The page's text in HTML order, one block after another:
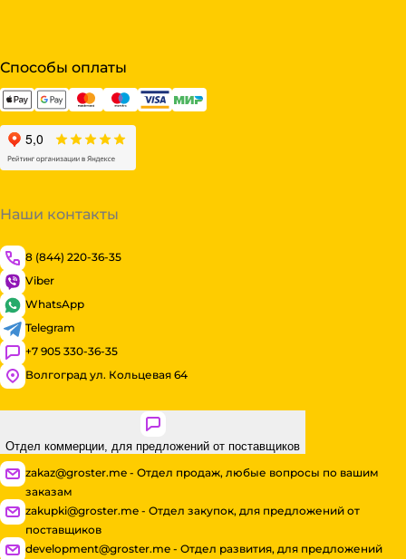
Способы оплаты
Наши контакты
8 (844) 220-36-35
Viber
WhatsApp
Telegram
+7 905 330-36-35
Волгоград ул. Кольцевая 64
Отдел коммерции, для предложений от поставщиков
zakaz@groster.me - Отдел продаж, любые вопросы по вашим
заказам
zakupki@groster.me - Отдел закупок, для предложений от
поставщиков
development@groster.me - Отдел развития, для предложений